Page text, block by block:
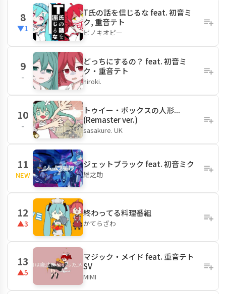
8
▼1
T氏の話を信じるな feat. 初音ミ
ク, 重音テト
ピノキオピー
9
-
どっちにするの？ feat. 初音ミ
ク・重音テト
hiroki.
10
-
トゥイー・ボックスの人形...
(Remaster ver.)
sasakure. UK
11
NEW
ジェットブラック feat. 初音ミク
雄之助
12
▲3
終わってる料理番組
かてらざわ
13
▲5
マジック・メイド feat. 重音テト
SV
MIMI